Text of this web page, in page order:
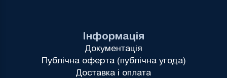
Інформація
Документація
Публічна оферта (публічна угода)
Доставка і оплата